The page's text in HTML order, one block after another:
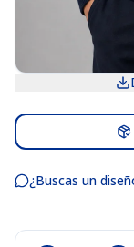
¿Buscas un